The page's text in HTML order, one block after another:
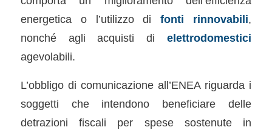
energetica o l’utilizzo difonti rinnovabili,
nonché agli acquisti dielettrodomestici
agevolabili.
L’obbligo di comunicazione all’ENEA riguarda i
soggetti che intendono beneficiare delle
detrazioni fiscali per spese sostenute in